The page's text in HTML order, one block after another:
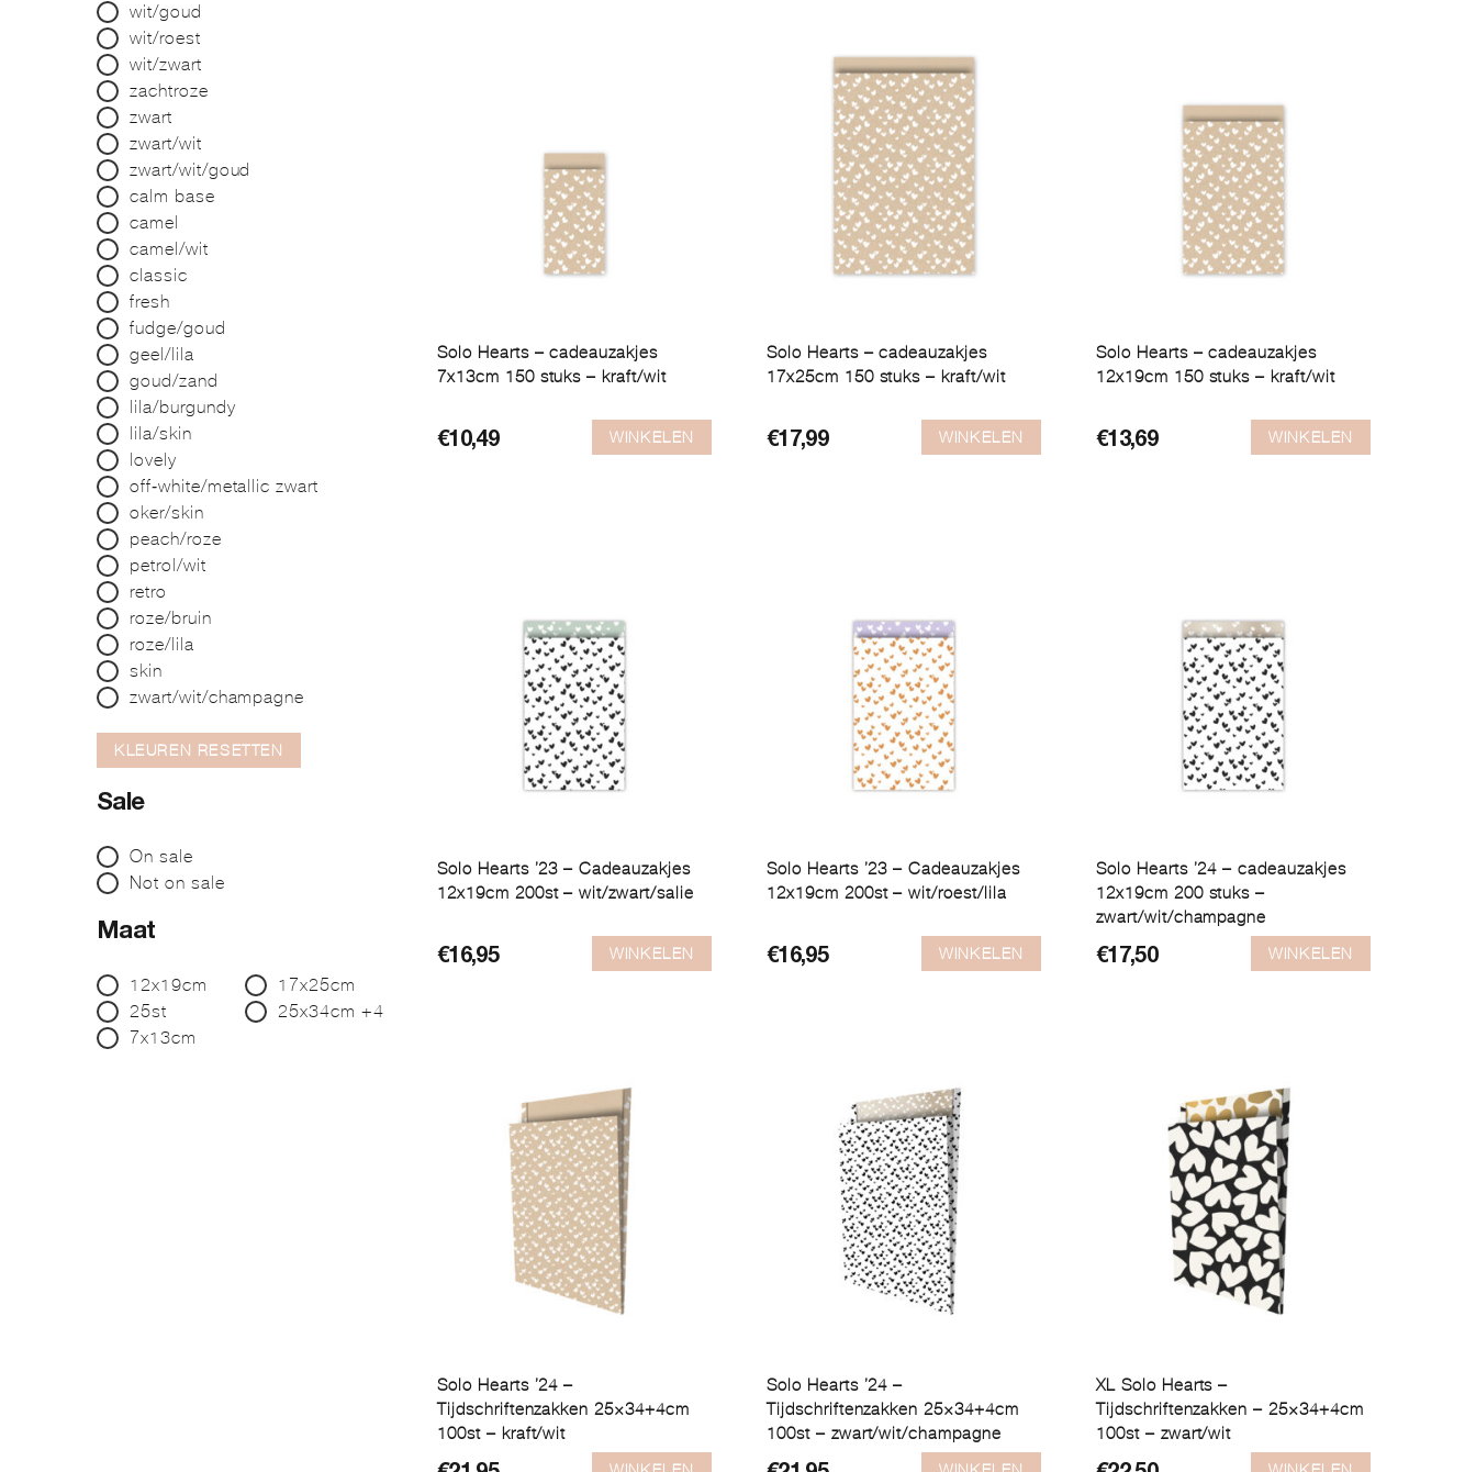
wit/goud
wit/roest
wit/zwart
zachtroze
zwart
zwart/wit
zwart/wit/goud
calm base
camel
camel/wit
classic
fresh
fudge/goud
geel/lila
goud/zand
lila/burgundy
lila/skin
lovely
off-white/metallic zwart
oker/skin
peach/roze
petrol/wit
retro
roze/bruin
roze/lila
skin
zwart/wit/champagne
KLEUREN RESETTEN
Sale
On sale
Not on sale
Maat
12x19cm
17x25cm
25st
25x34cm +4
7x13cm
Solo Hearts – cadeauzakjes
7x13cm 150 stuks – kraft/wit
€10,49 WINKELEN
Solo Hearts – cadeauzakjes
17x25cm 150 stuks – kraft/wit
€17,99 WINKELEN
Solo Hearts – cadeauzakjes
12x19cm 150 stuks – kraft/wit
€13,69 WINKELEN
Solo Hearts ’23 – Cadeauzakjes
12x19cm 200st – wit/zwart/salie
€16,95 WINKELEN
Solo Hearts ’23 – Cadeauzakjes
12x19cm 200st – wit/roest/lila
€16,95 WINKELEN
Solo Hearts ’24 – cadeauzakjes
12x19cm 200 stuks –
zwart/wit/champagne
€17,50 WINKELEN
Solo Hearts ’24 –
Tijdschriftenzakken 25×34+4cm
100st – kraft/wit
Solo Hearts ’24 –
Tijdschriftenzakken 25×34+4cm
100st – zwart/wit/champagne
XL Solo Hearts –
Tijdschriftenzakken – 25×34+4cm
100st – zwart/wit